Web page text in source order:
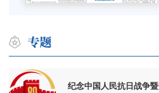
纪念中国人民抗日战争暨